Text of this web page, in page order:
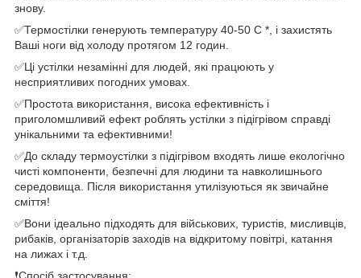
знову.
✅Термостілки генерують температуру 40-50 С *, і захистять
Ваші ноги від холоду протягом 12 годин.
✅Ці устілки незамінні для людей, які працюють у
несприятливих погодних умовах.
✅Простота використання, висока ефективність і
приголомшливий ефект роблять устілки з підігрівом справді
унікальними та ефективними!
✅До складу термоустілки з підігрівом входять лише екологічно
чисті компоненти, безпечні для людини та навколишнього
середовища. Після використання утилізуються як звичайне
сміття!
✅Вони ідеально підходять для військових, туристів, мисливців,
рибаків, організаторів заходів на відкритому повітрі, катання
на лижах і т.д.
❗️Спосіб застосування: